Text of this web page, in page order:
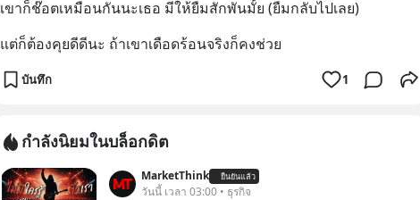
เขาก็ช๊อตเหมือนกันนะเธอ มีให้ยืมสักพันมั้ย (ยืมกลับไปเลย)
แต่ก็ต้องคุยดีดีนะ ถ้าเขาเดือดร้อนจริงก็คงช่วย
บันทึก 1
กำลังนิยมในบล็อกดิต
MarketThink ยืนยันแล้ว
วันนี้ เวลา 03:00 • ธุรกิจ